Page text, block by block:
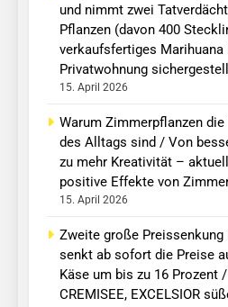
und nimmt zwei
Pflanzen (davon 400
verkaufsfertiges Marihuana
Privatwohnung
15. April 2026
Warum Zimmerpflanzen
des Alltags sind / Von
zu mehr Kreativität –
positive Effekte von
15. April 2026
Zweite große Preissenkung
senkt ab sofort die Preise
Käse um bis zu 16 Prozent
CREMISEE, EXCELSIOR